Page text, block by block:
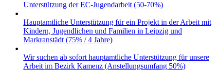
Unterstützung der EC-Jugendarbeit (50-70%)
Hauptamtliche Unterstützung für ein Projekt in der Arbeit mit
Kindern, Jugendlichen und Familien in Leipzig und
Markranstädt (75% / 4 Jahre)
Wir suchen ab sofort hauptamtliche Unterstützung für unsere
Arbeit im Bezirk Kamenz (Anstellungsumfang 50%)